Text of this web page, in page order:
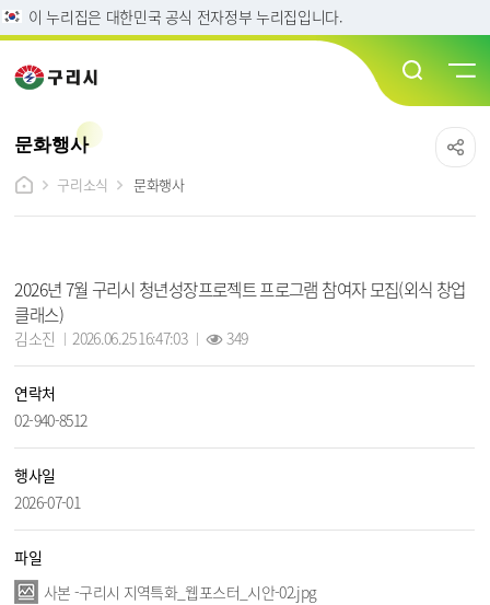
이 누리집은 대한민국 공식 전자정부 누리집입니다.
문화행사
구리소식
문화행사
2026년 7월 구리시 청년성장프로젝트 프로그램 참여자 모집(외식 창업
클래스)
김소진 2026.06.25 16:47:03 349
연락처
02-940-8512
행사일
2026-07-01
파일
사본 -구리시 지역특화_웹포스터_시안-02.jpg